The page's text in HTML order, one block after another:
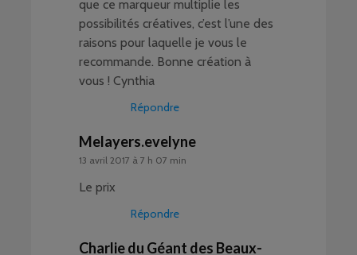
que ce marqueur multiplie les
possibilités créatives, c’est l’une des
raisons pour laquelle je vous le
recommande. Bonne création à
vous ! Cynthia
Répondre
Melayers.evelyne
13 avril 2017 à 7 h 07 min
Le prix
Répondre
Charlie du Géant des Beaux-